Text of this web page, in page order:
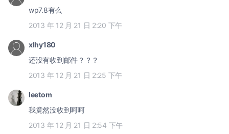
wp7.8有么
2013 年 12 月 21 日 2:20 下午
xlhy180
还没有收到邮件？？？
2013 年 12 月 21 日 2:25 下午
leetom
我竟然没收到呵呵
2013 年 12 月 21 日 2:54 下午